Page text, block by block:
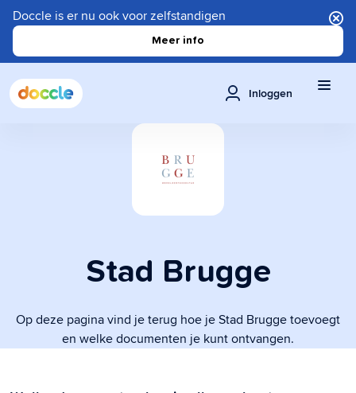
Doccle is er nu ook voor zelfstandigen
Meer info
Inloggen
Stad Brugge
Op deze pagina vind je terug hoe je Stad Brugge toevoegt
en welke documenten je kunt ontvangen.